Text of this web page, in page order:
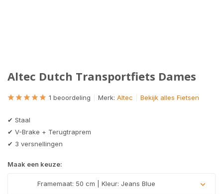
Altec Dutch Transportfiets Dames
1 beoordeling Merk: Altec Bekijk alles Fietsen
✔ Staal
✔ V-Brake + Terugtraprem
✔ 3 versnellingen
Maak een keuze:
Framemaat: 50 cm | Kleur: Jeans Blue